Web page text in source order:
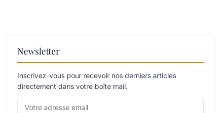
Newsletter
Inscrivez-vous pour recevoir nos derniers articles
directement dans votre boîte mail.